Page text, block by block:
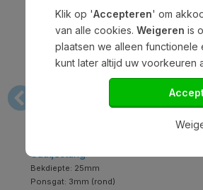
Gaatjestang
Bekdiepte: 25mm
Ponsgat: 3mm (rond)
Klik op 'Accepteren' om
van alle cookies.Weigeren is
plaatsen we alleen functionele
kunt later altijd uw voorkeuren